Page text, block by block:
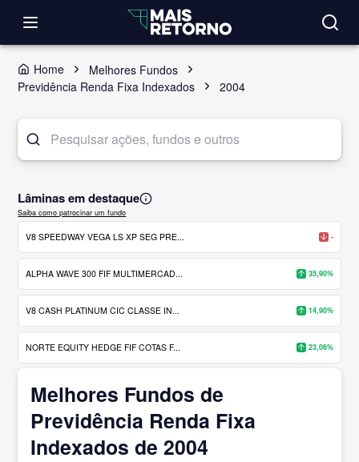
Home
Melhores Fundos
Previdência Renda Fixa Indexados
2004
Lâminas em destaque
Saiba como patrocinar um fundo
V8 SPEEDWAY VEGA LS XP SEG PRE... -
ALPHA WAVE 300 FIF MULTIMERCAD... 35,90%
V8 CASH PLATINUM CIC CLASSE IN... 14,90%
NORTE EQUITY HEDGE FIF COTAS F... 23,06%
Melhores Fundos de
Previdência Renda Fixa
Indexados de 2004